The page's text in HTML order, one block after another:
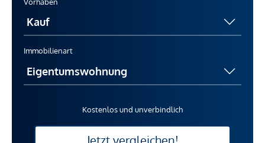
Immobilienart
Kostenlos und unverbindlich